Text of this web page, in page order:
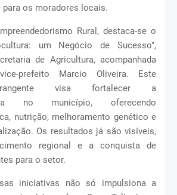
para os moradores locais.
Rural, destaca-se o
um Negócio de Sucesso",
de Agricultura, acompanhada
prefeito Marcio Oliveira. Este
visa fortalecer a
no município, oferecendo
nutrição, melhoramento genético e
Os resultados já são visíveis,
regional e a conquista de
para o setor.
iniciativas não só impulsiona a